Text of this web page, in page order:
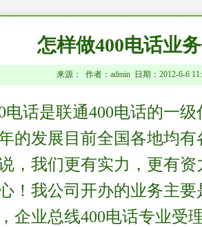
怎样做400电话业
来源： 作者：admin 日期：2012-6-6
电话是联通400电话的一
的发展目前全国各地均
，我们更有实力，更有
！我公司开办的业务主
企业总线400电话专业受